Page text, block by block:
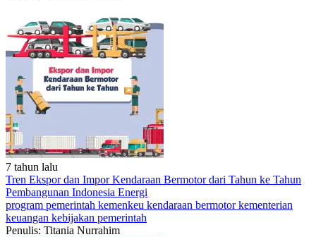
7 tahun lalu
Tren Ekspor dan Impor Kendaraan Bermotor dari Tahun ke Tahun
Pembangunan Indonesia Energi
program pemerintah kemenkeu kendaraan bermotorkementerian
keuangan kebijakan pemerintah
Penulis: Titania Nurrahim